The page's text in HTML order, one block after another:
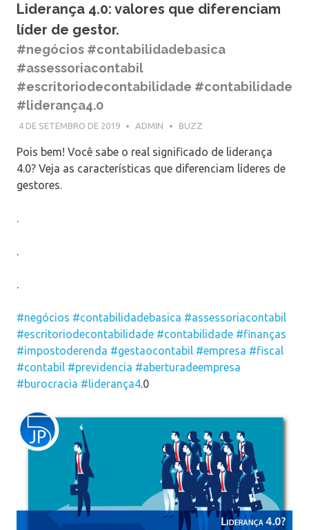
Liderança 4.0: valores que diferenciam
líder de gestor.
#negócios #contabilidadebasica
#assessoriacontabil
#escritoriodecontabilidade #contabilidade
#liderança4.0
4 DE SETEMBRO DE 2019 ADMIN BUZZ
Pois bem! Você sabe o real significado de liderança
4.0? Veja as características que diferenciam líderes de
gestores.
.
.
.
#negócios #contabilidadebasica #assessoriacontabil
#escritoriodecontabilidade #contabilidade #finanças
#impostoderenda #gestaocontabil #empresa #fiscal
#contabil #previdencia #aberturadeempresa
#burocracia #liderança4.0